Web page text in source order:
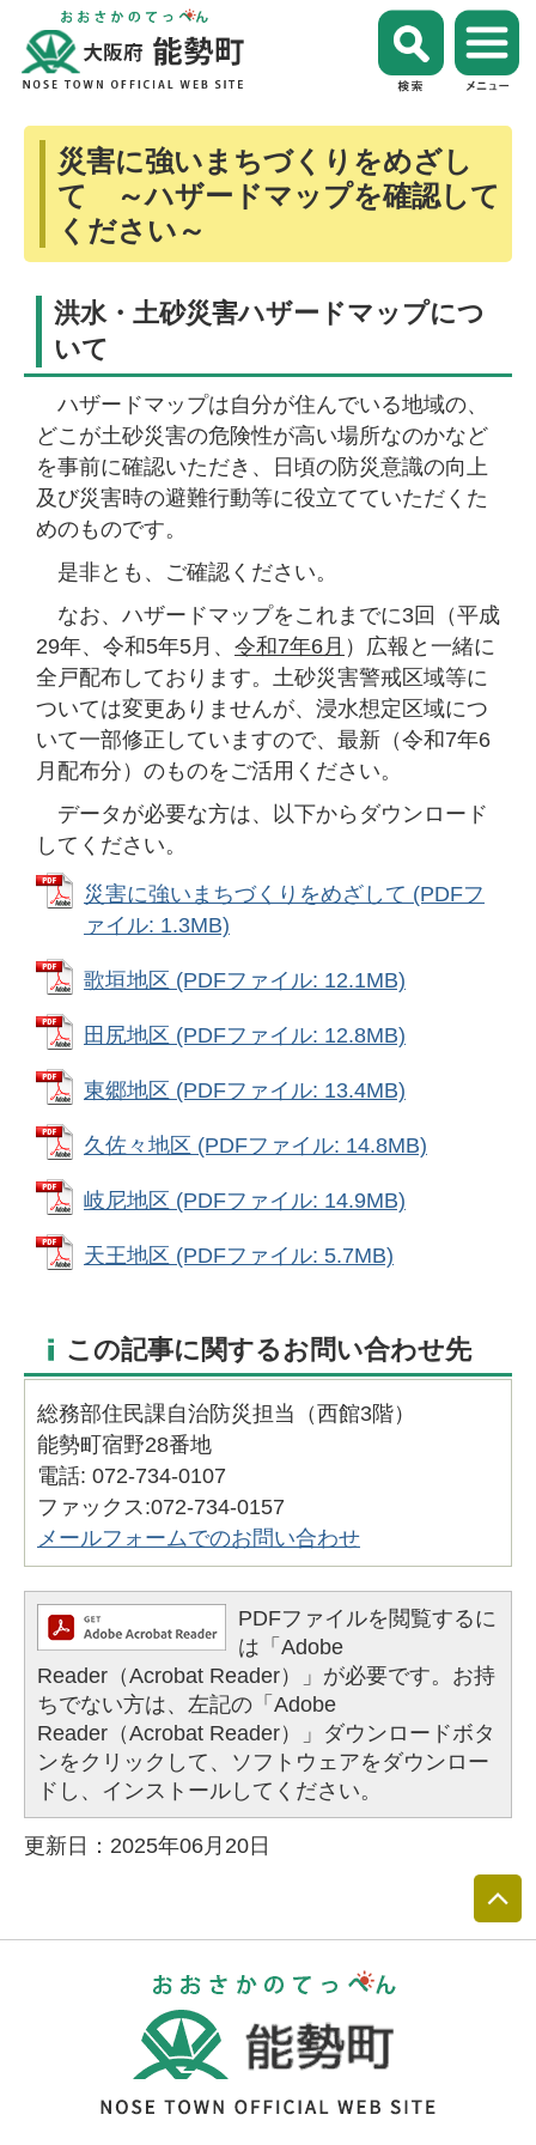
災害に強いまちづくりをめざし
て ～ハザードマップを確認して
ください～
洪水・土砂災害ハザードマップにつ
いて
ハザードマップは自分が住んでいる地域の、
どこが土砂災害の危険性が高い場所なのかなど
を事前に確認いただき、日頃の防災意識の向上
及び災害時の避難行動等に役立てていただくた
めのものです。
是非とも、ご確認ください。
なお、ハザードマップをこれまでに3回（平成
29年、令和5年5月、 令和7年6月 ）広報と一緒に
全戸配布しております。土砂災害警戒区域等に
ついては変更ありませんが、浸水想定区域につ
いて一部修正していますので、最新（令和7年6
月配布分）のものをご活用ください。
データが必要な方は、以下からダウンロード
してください。
災害に強いまちづくりをめざして (PDFフ
ァイル: 1.3MB)
歌垣地区 (PDFファイル: 12.1MB)
田尻地区 (PDFファイル: 12.8MB)
東郷地区 (PDFファイル: 13.4MB)
久佐々地区 (PDFファイル: 14.8MB)
岐尼地区 (PDFファイル: 14.9MB)
天王地区 (PDFファイル: 5.7MB)
この記事に関するお問い合わせ先
総務部住民課自治防災担当（西館3階）
能勢町宿野28番地
電話: 072-734-0107
ファックス:072-734-0157
メールフォームでのお問い合わせ
PDFファイルを閲覧するに
は「Adobe
Reader（Acrobat Reader）」が必要です。お持
ちでない方は、左記の「Adobe
Reader（Acrobat Reader）」ダウンロードボタ
ンをクリックして、ソフトウェアをダウンロー
ドし、インストールしてください。
更新日：2025年06月20日